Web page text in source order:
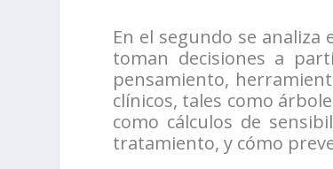
En el segundo se
toman decisiones a
pensamiento,
clínicos, tales como
como cálculos de
tratamiento, y cómo